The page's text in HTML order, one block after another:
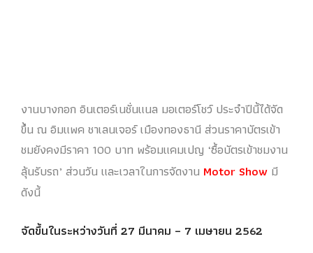
งานบางกอก อินเตอร์เนชั่นแนล มอเตอร์โชว์ ประจำปีนี้ได้จัด
ขึ้น ณ อิมแพค ชาเลนเจอร์ เมืองทองธานี ส่วนราคาบัตรเข้า
ชมยังคงมีราคา 100 บาท พร้อมแคมเปญ ‘ซื้อบัตรเข้าชมงาน
ลุ้นรับรถ’ ส่วนวัน และเวลาในการจัดงาน Motor Show มี
ดังนี้
จัดขึ้นในระหว่างวันที่ 27 มีนาคม – 7 เมษายน 2562